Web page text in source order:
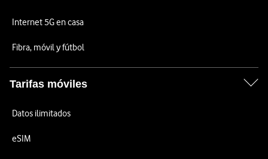
Internet 5G en casa
Fibra, móvil y fútbol
Tarifas móviles
Datos ilimitados
eSIM